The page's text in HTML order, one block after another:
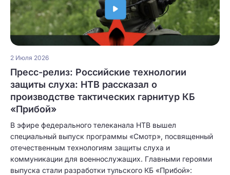
2 Июля 2026
Пресс-релиз: Российские технологии
защиты слуха: НТВ рассказал о
производстве тактических гарнитур КБ
«Прибой»
В эфире федерального телеканала НТВ вышел
специальный выпуск программы «Смотр», посвященный
отечественным технологиям защиты слуха и
коммуникации для военнослужащих. Главными героями
выпуска стали разработки тульского КБ «Прибой»: